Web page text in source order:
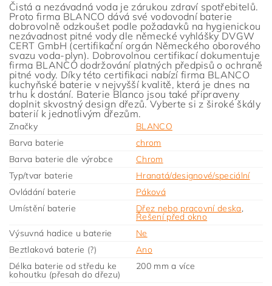
Čistá a nezávadná voda je zárukou zdraví spotřebitelů.
Proto firma BLANCO dává své vodovodní baterie
dobrovolně odzkoušet podle požadavků na hygienickou
nezávadnost pitné vody dle německé vyhlášky DVGW
CERT GmbH (certifikační orgán Německého oborového
svazu voda-plyn). Dobrovolnou certifikací dokumentuje
firma BLANCO dodržování platných předpisů o ochraně
pitné vody. Díky této certifikaci nabízí firma BLANCO
kuchyňské baterie v nejvyšší kvalitě, která je dnes na
trhu k dostání. Baterie Blanco jsou také připraveny
doplnit skvostný design dřezů. Vyberte si z široké škály
baterií k jednotlivým dřezům.
Značky
BLANCO
Barva baterie
chrom
Barva baterie dle výrobce
Chrom
Typ/tvar baterie
Hranatá/designové/speciální
Ovládání baterie
Páková
Umístění baterie
Dřez nebo pracovní deska,
Řešení před okno
Výsuvná hadice u baterie
Ne
Beztlaková baterie (?)
Ano
Délka baterie od středu ke
kohoutku (přesah do dřezu)
200 mm a více